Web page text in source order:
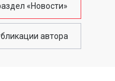
«Новости»
автора